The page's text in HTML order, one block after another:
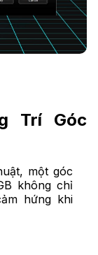
Trí Góc
một góc
không chỉ
hứng khi